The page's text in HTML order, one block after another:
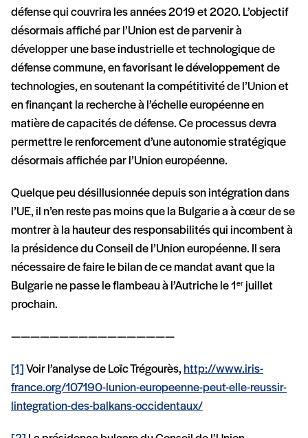
défense qui couvrira les années 2019 et 2020. L’objectif
désormais affiché par l’Union est de parvenir à
développer une base industrielle et technologique de
défense commune, en favorisant le développement de
technologies, en soutenant la compétitivité de l’Union et
en finançant la recherche à l’échelle européenne en
matière de capacités de défense. Ce processus devra
permettre le renforcement d’une autonomie stratégique
désormais affichée par l’Union européenne.
Quelque peu désillusionnée depuis son intégration dans
l’UE, il n’en reste pas moins que la Bulgarie a à cœur de se
montrer à la hauteur des responsabilités qui incombent à
la présidence du Conseil de l’Union européenne. Il sera
nécessaire de faire le bilan de ce mandat avant que la
Bulgarie ne passe le flambeau à l’Autriche le 1er juillet
prochain.
—————————————————
[1] Voir l’analyse de Loïc Trégourès, http://www.iris-
france.org/107190-lunion-europeenne-peut-elle-reussir-
lintegration-des-balkans-occidentaux/